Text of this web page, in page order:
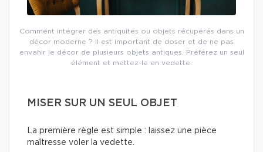
Comment intégrer des antiquités ou objets récupérés dans un
décor moderne ? Il est important de doser et de ne pas
envahir le décor de plusieurs objets antiques. Préférez un seul
élément et mettez-le en vedette.
MISER SUR UN SEUL OBJET
La première règle est simple : laissez une pièce
maîtresse voler la vedette.